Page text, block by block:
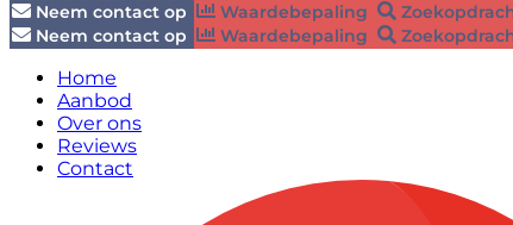
Neem contact op Waardebepaling
Neem contact op
Waardebepaling
Home
Aanbod
Over ons
Reviews
Contact